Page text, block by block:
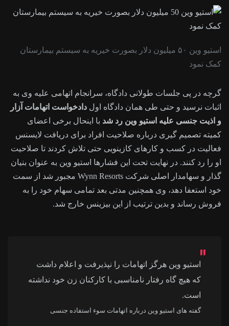
استیو وین ۵۰ میلیون دلار بصورت خیریه به سیستم بیمارستان
کمک نمود
گرچه در پی جلسات طولانی دادگاه، سرانجام اتهامی علیه وی به
اثبات نرسید و حتی طی همان دادگاه اول دادخواست اتهامات آزار
و اذیت جنسی علیه استیو وین رد شد با اینحال برخی اعضای
کمیته تصمیم گیری درباره صلاحیت افراد برای دریافت لایسنس
فعالیت در کسب و کارهای کازینویی حتی تلاش کردند تا صلاحیت
او را رد کنند. در نهایت تحت این فشارها استیو وین به عنوان بنیان
گذار و سهامدار اصلی شرکت Wynn Resorts مجبور شد از سمت
خود استعفا دهد، وی همچنین مدتی بعد تمامی سهام خود را به
فروش رساند و بدین ترتیب از این بیزینس خارج شد.
استیو وین هرگز اتهامات را نپذیرفت و اعلام داشت
که هیچ گاه رفتار نامناسبی با کارکنان زن خود نداشته
است.
گفته های استیو وین درباره اتهامات سوء استفاده جنسی